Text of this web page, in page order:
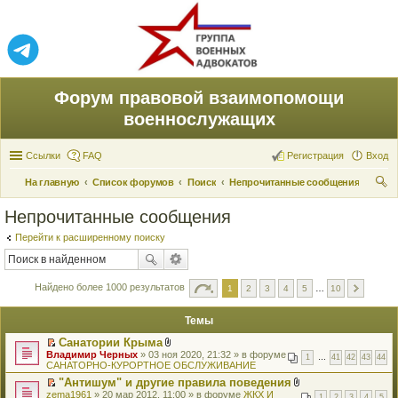
Форум правовой взаимопомощи
военнослужащих
Ссылки FAQ Вход
Регистрация
На главную Список форумов Поиск
Непрочитанные сообщения
Непрочитанные сообщения
Перейти к расширенному поиску
Найдено более 1000 результатов 1 2 3 4 5 10
Темы
П
е
р
е
й
Санатории Крыма
В
л
о
ж
е
1 41 42 43 44
Владимир Черных » 03 ноя 2020, 21:32 » в форуме
САНАТОРНО-КУРОРТНОЕ ОБСЛУЖИВАНИЕ
П
"Антишум" и другие правила поведения
В
zema1961 » 20 мар 2012, 11:00 » в форуме ЖКХ И